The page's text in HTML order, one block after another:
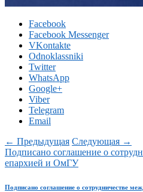
Facebook
Facebook Messenger
VKontakte
Odnoklassniki
Twitter
WhatsApp
Google+
Viber
Telegram
Email
← Предыдущая Следующая →
Подписано соглашение о
епархией и ОмГУ
Подписано соглашение о сотрудничестве